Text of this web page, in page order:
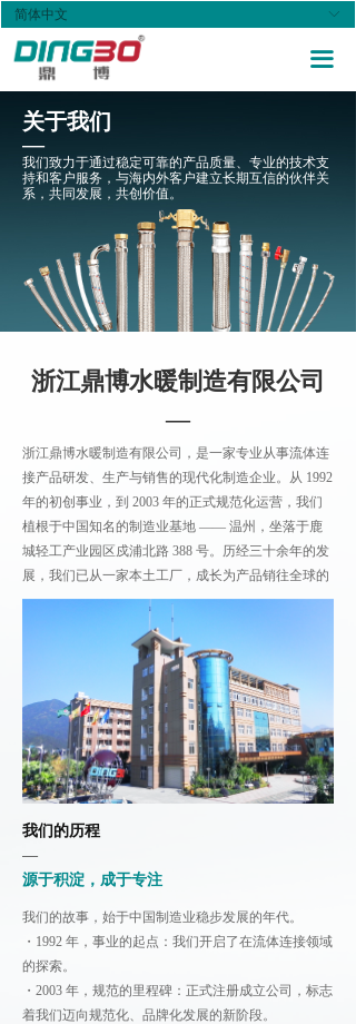
끀
首页
关于我们
产品中心
新闻资讯
Tel: 0577-56769999
Tel: 0577-5676995
E-mail: dingbo@dingbo.cn
ꀅ
简体中文
关于我们
—
我们致力于通过稳定可靠的产品质量、专业的技术支
持和客户服务，与海内外客户建立长期互信的伙伴关
系，共同发展，共创价值。
浙江鼎博水暖制造有限公司
—
浙江鼎博水暖制造有限公司，是一家专业从事流体连
接产品研发、生产与销售的现代化制造企业。从 1992
年的初创事业，到 2003 年的正式规范化运营，我们
植根于中国知名的制造业基地 —— 温州，坐落于鹿
城轻工产业园区戍浦北路 388 号。历经三十余年的发
展，我们已从一家本土工厂，成长为产品销往全球的
行业参与者
我们的历程
—
源于积淀，成于专注
我们的故事，始于中国制造业稳步发展的年代。
・1992 年，事业的起点：我们开启了在流体连接领域
的探索。
・2003 年，规范的里程碑：正式注册成立公司，标志
着我们迈向规范化、品牌化发展的新阶段。